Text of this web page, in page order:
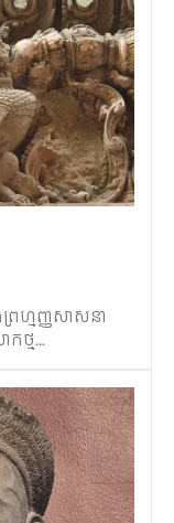
រហ្មញ្ញសាសនា
ថ្ម...